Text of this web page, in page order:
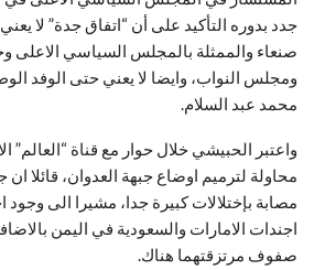
جدد بدوره التأكيد على أن “اتفاق جدة” لا
صنعاء والممثلة بالمجلس السياسي الاعلى
ومجلس النواب، وايضا لا يعني حتى الوفد
محمد عبد السلام.
واعتبر الحبيشي خلال حوار مع قناة “العالم”
محاولة لترميم اوضاع جبهة العدوان، قائلا ان
مصابة بإختلالات كبيرة جدا، مشيرا الى وجود
اجندات الامارات والسعودية في اليمن
صفوف مرتزقتهما هناك.